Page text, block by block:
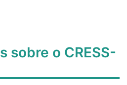
sobre o CRESS-